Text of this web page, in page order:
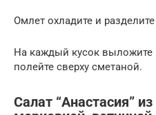
Омлет охладите и
На каждый кусок выложите
полейте сверху сметаной.
Салат “Анастасия”